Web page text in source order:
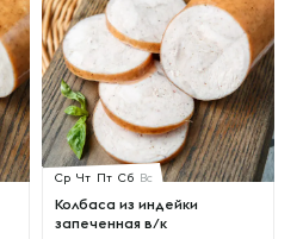
Ср Чт Пт Сб Вс
Колбаса из индейки
запеченная в/к